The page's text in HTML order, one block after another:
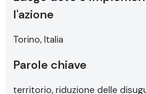
l'azione
Torino, Italia
Parole chiave
territorio, riduzione delle